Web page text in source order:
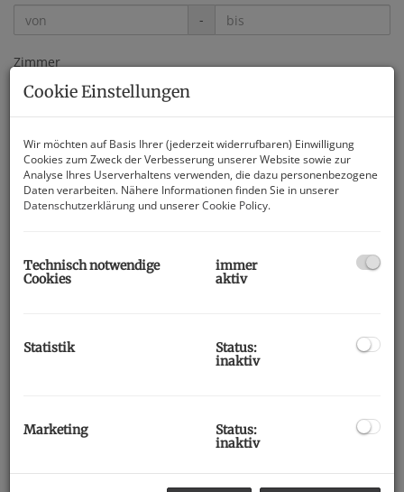
-
Zimmer
-
Weitere Suchoptionen
aktuellen Immobilien
Cookie Einstellungen
Wir möchten auf Basis Ihrer (jederzeit widerrufbaren) Einwilligung
Cookies zum Zweck der Verbesserung unserer Website sowie zur
Analyse Ihres Userverhaltens verwenden, die dazu personenbezogene
Daten verarbeiten. Nähere Informationen finden Sie in unserer
Datenschutzerklärung und unsererCookie Policy.
Technisch notwendige
Cookies
immer
aktiv
Statistik
Status:
inaktiv
Marketing
Status:
inaktiv